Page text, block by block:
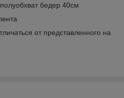
бедер 40см
от представленного на